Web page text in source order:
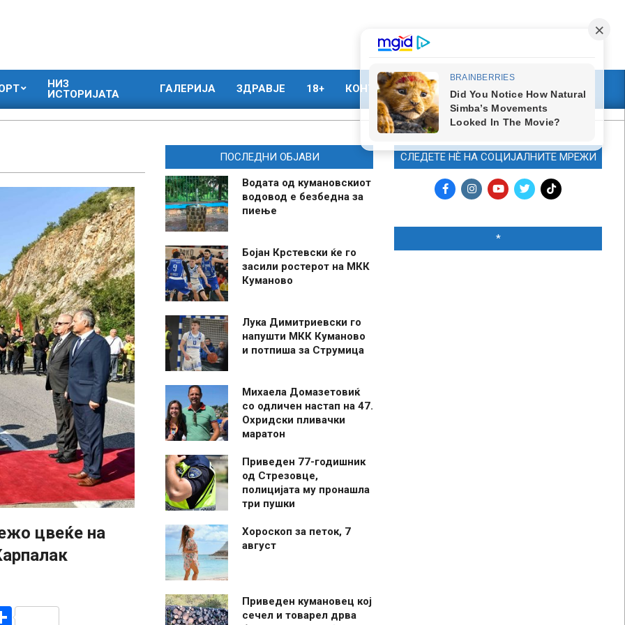
НИЗ
ИСТОРИЈАТА
ГАЛЕРИЈА ЗДРАВЈЕ 18+ КОНТАКТ МАРКЕТИНГ
цвеќе на
Share
ПОСЛЕДНИ ОБЈАВИ
Водата од кумановскиот
водовод е безбедна за
пиење
Бојан Крстевски ќе го
засили ростерот на МКК
Куманово
Лука Димитриевски го
напушти МКК Куманово
и потпиша за Струмица
Михаела Домазетовиќ
со одличен настап на 47.
Охридски пливачки
маратон
Приведен 77-годишник
од Стрезовце,
полицијата му пронашла
три пушки
Хороскоп за петок, 7
август
Приведен кумановец кој
сечел и товарел дрва
СЛЕДЕТЕ НЀ НА СОЦИЈАЛНИТЕ МРЕЖИ
*